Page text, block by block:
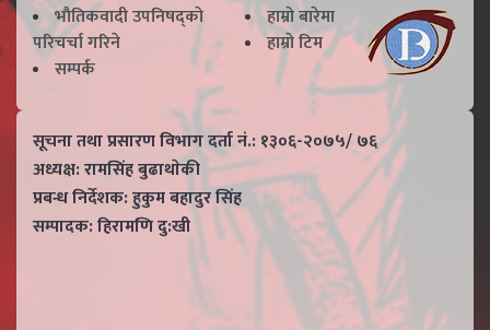
भाैतिकवादी उपनिषद्काे
परिचर्चा गरिने
हाम्राे बारेमा
हाम्राे टिम
सम्पर्क
सूचना तथा प्रसारण विभाग दर्ता नं.: १३०६-२०७५/ ७६
अध्यक्ष: रामसिंह बुढाथाेकी
प्रबन्ध निर्देशक: हुकुम बहादुर सिंह
सम्पादक: हिरामणि दु:खी